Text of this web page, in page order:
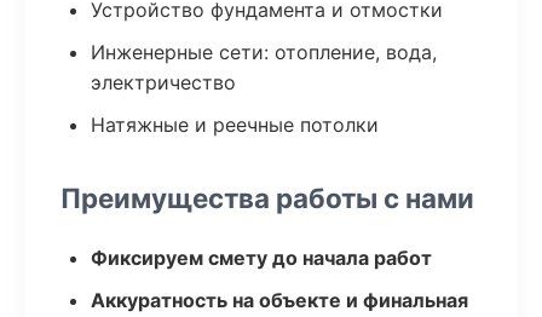
Устройство фундамента и отмостки
Инженерные сети: отопление, вода,
электричество
Натяжные и реечные потолки
Преимущества работы с нами
Фиксируем смету до начала работ
Аккуратность на объекте и финальная